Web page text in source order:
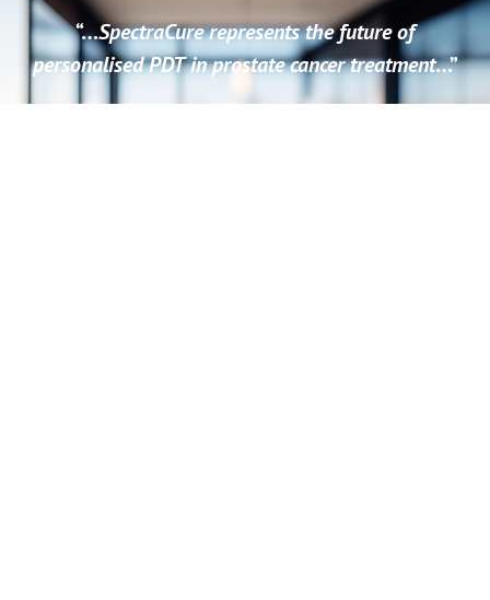
“…SpectraCure represents the future of
personalised PDT in prostate cancer treatment…”